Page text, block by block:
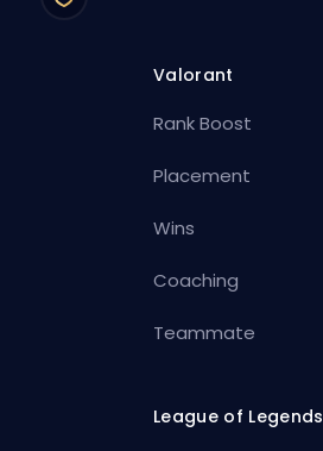
Valorant
Rank Boost
Placement
Wins
Coaching
Teammate
League of Legends